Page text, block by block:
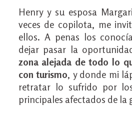
Henry y su esposa
veces de copilota, me
ellos. A penas los
dejar pasar la
zona alejada de todo lo
con turismo, y donde mi
retratar lo sufrido por
principales afectados de la